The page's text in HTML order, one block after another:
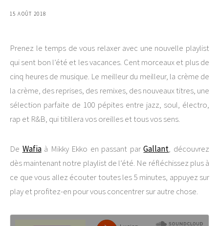
15 AOÛT 2018
Prenez le temps de vous relaxer avec une nouvelle playlist
qui sent bon l’été et les vacances. Cent morceaux et plus de
cinq heures de musique. Le meilleur du meilleur, la crème de
la crème, des reprises, des remixes, des nouveaux titres, une
sélection parfaite de 100 pépites entre jazz, soul, électro,
rap et R&B, qui titillera vos oreilles et tous vos sens.
De Wafia à Mikky Ekko en passant parGallant, découvrez
dès maintenant notre playlist de l’été. Ne réfléchissez plus à
ce que vous allez écouter toutes les 5 minutes, appuyez sur
play et profitez-en pour vous concentrer sur autre chose.